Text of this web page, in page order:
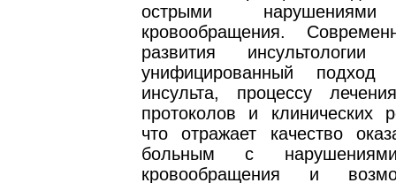
острыми нарушениями
кровообращения.
развития инсультологии
унифицированный подход
инсульта, процессу
протоколов и клинических
что отражает качество
больным с
кровообращения и